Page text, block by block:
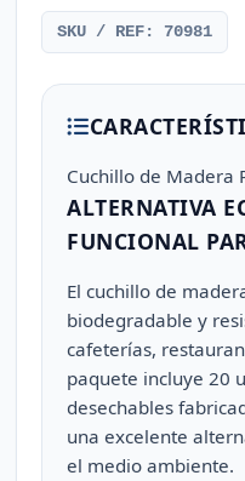
SKU / REF: 70981
Cuchillo de Madera
ALTERNATIVA
FUNCIONAL
El cuchillo de
biodegradable y
cafeterías,
paquete incluye 20
desechables
una excelente
el medio ambiente.